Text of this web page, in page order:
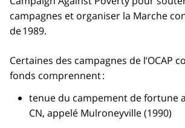
campagnes et organiser la Marche
de 1989.
Certaines des campagnes de l’OCAP
fonds comprennent :
tenue du campement de fortune
CN, appelé Mulroneyville (1990)